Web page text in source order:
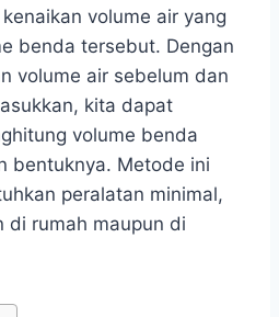
volume air yang
benda tersebut. Dengan
volume air sebelum dan
kita dapat
volume benda
bentuknya. Metode ini
peralatan minimal,
di rumah maupun di